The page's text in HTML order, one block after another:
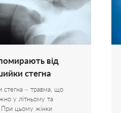
від
стегна
– травма, що
у літньому та
При цьому жінки